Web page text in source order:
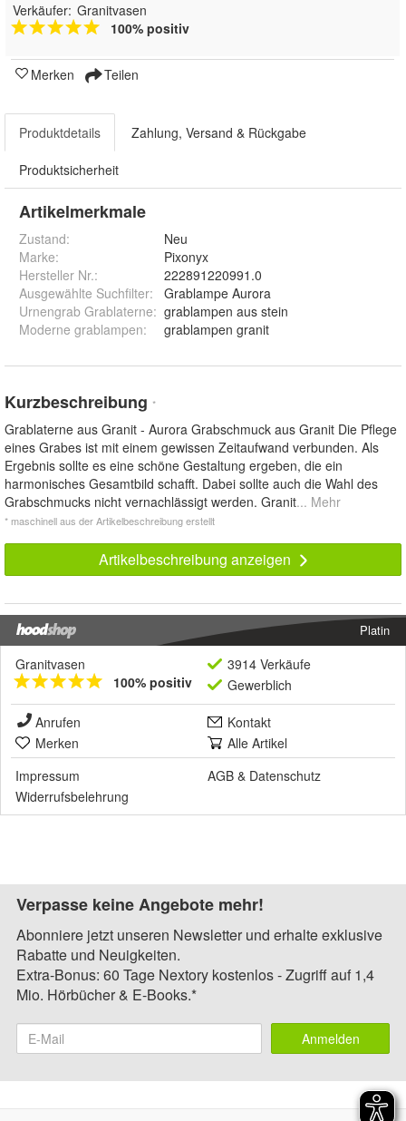
Verkäufer: Granitvasen
100% positiv
Merken Teilen
Produktdetails Zahlung, Versand & Rückgabe
Produktsicherheit
Artikelmerkmale
Zustand:
Neu
Marke:
Pixonyx
Hersteller Nr.:
222891220991.0
Ausgewählte Suchfilter:
Grablampe Aurora
Urnengrab Grablaterne: grablampen aus stein
Moderne grablampen: grablampen granit
Kurzbeschreibung *
Grablaterne aus Granit - Aurora Grabschmuck aus Granit Die Pflege
eines Grabes ist mit einem gewissen Zeitaufwand verbunden. Als
Ergebnis sollte es eine schöne Gestaltung ergeben, die ein
harmonisches Gesamtbild schafft. Dabei sollte auch die Wahl des
Grabschmucks nicht vernachlässigt werden. Granit... Mehr
* maschinell aus der Artikelbeschreibung erstellt
Artikelbeschreibung anzeigen
Platin
Granitvasen
100% positiv
3914 Verkäufe
Gewerblich
Anrufen
Kontakt
Merken
Alle Artikel
Impressum
AGB & Datenschutz
Widerrufsbelehrung
Verpasse keine Angebote mehr!
Abonniere jetzt unseren Newsletter und erhalte exklusive
Rabatte und Neuigkeiten.
Extra-Bonus: 60 Tage Nextory kostenlos - Zugriff auf 1,4
Mio. Hörbücher & E-Books.*
Anmelden